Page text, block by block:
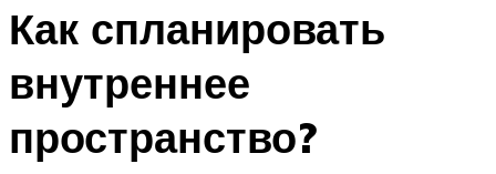
Как спланировать
внутреннее
пространство?